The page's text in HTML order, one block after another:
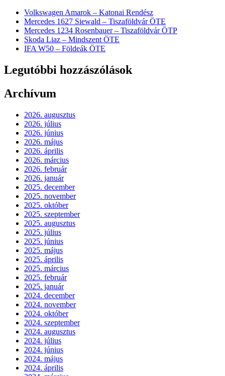
Volkswagen Amarok – Katonai Rendész
Mercedes 1627 Siewald – Tiszaföldvár ÖTE
Mercedes 1234 Rosenbauer – Tiszaföldvár ÖTP
Skoda Liaz – Mindszent ÖTE
IFA W50 – Földeák ÖTE
Legutóbbi hozzászólások
Archívum
2026. augusztus
2026. július
2026. június
2026. május
2026. április
2026. március
2026. február
2026. január
2025. december
2025. november
2025. október
2025. szeptember
2025. augusztus
2025. július
2025. június
2025. május
2025. április
2025. március
2025. február
2025. január
2024. december
2024. november
2024. október
2024. szeptember
2024. augusztus
2024. július
2024. június
2024. május
2024. április